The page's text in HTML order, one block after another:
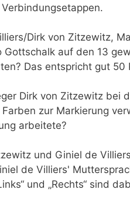
Dirk von Zitzewitz,
Gottschalk auf den 13
Das entspricht gut
Dirk von Zitzewitz bei
zur Markierung
arbeitete?
und Giniel de
de Villiers'
und „Rechts“ sind